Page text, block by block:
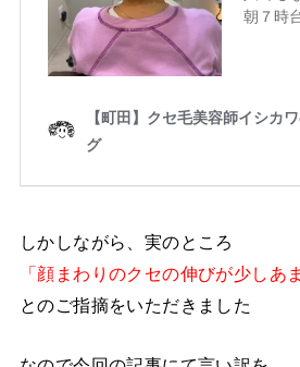
しかしながら、実のところ
「顔まわりのクセの伸びが少しあ
とのご指摘をいただきました